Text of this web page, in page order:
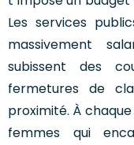
Les services
massivement
subissent des
fermetures de
proximité. À
femmes qui